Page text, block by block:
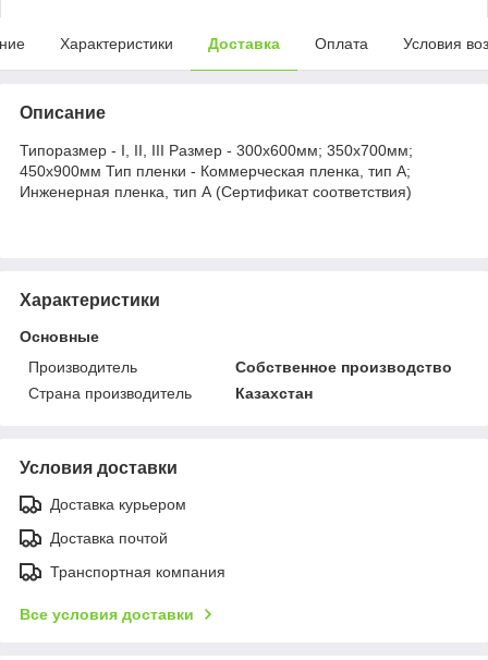
Характеристики Доставка Оплата Условия
Описание
Типоразмер - I, II, III Размер - 300х600мм; 350х700мм;
450х900мм Тип пленки - Коммерческая пленка, тип А;
Инженерная пленка, тип А (Сертификат соответствия)
Характеристики
Основные
Производитель
Собственное производство
Страна производитель
Казахстан
Условия доставки
Доставка курьером
Доставка почтой
Транспортная компания
Все условия доставки